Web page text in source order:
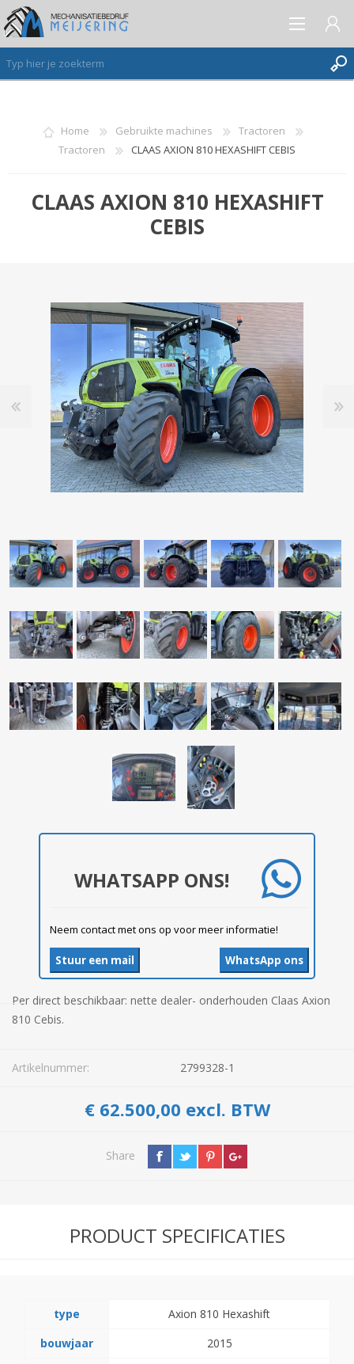
AANMELDEN ALS NIEUWE KLANT
INLOGGEN
Home Gebruikte machines
Tractoren
Tractoren
CLAAS AXION 810 HEXASHIFT CEBIS
CLAAS AXION 810 HEXASHIFT
CEBIS
WHATSAPP ONS!
Neem contact met ons op voor meer informatie!
WhatsApp ons
Stuur een mail
Per direct beschikbaar: nette dealer- onderhouden Claas Axion
810 Cebis.
Artikelnummer: 2799328-1
€ 62.500,00 excl. BTW
Share
PRODUCT SPECIFICATIES
type
Axion 810 Hexashift
bouwjaar
2015